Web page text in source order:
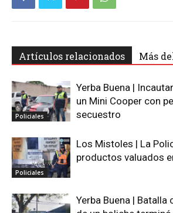
Artículos relacionados Más
Policiales
Yerba Buena |
un Mini Cooper con
secuestro
Policiales
Los Mistoles | La
productos valuados
Yerba Buena | Batalla